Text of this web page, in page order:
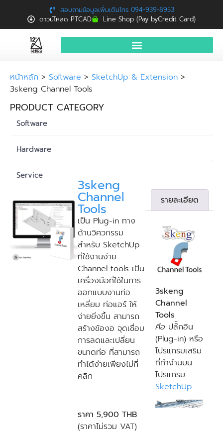
สอบถามข้อมูลเพิ่มเติมโทร 094-939-8953
ดาวน์โหลด PTCAD
Line Shop (Pay byCredit Card)
สินค้าและบริการ
จองอบรมฟรี
หน้าหลัก > Software > SketchUp & Extension >
3skeng Channel Tools
PRODUCT CATEGORY
Software
Hardware
Service
3skeng
Channel
Tools
เป็น Plug-in ทาง
ด้านวิศวกรรม
สำหรับ SketchUp
ที่ใช้งานง่าย
Channel tools เป็น
เครื่องมือที่ใช้ในการ
ออกแบบงานท่อ
เหลี่ยม ท่อแอร์ ให้
ง่ายยิ่งขึ้น สามารถ
สร้างข้องอ จุดเชื่อม
การลดและเปลี่ยน
ขนาดท่อ ที่สามารถ
ทำได้ง่ายเพียงไม่กี่
คลิก
ราคา 5,900 THB
(ราคาไม่รวม VAT)
รายละเอียด
3skeng
Channel
Tools
คือ ปล๊ักอิน
(Plug-in) หรือ
โปรแกรมเสริม
ที่ทำงำนบน
โปรแกรม
SketchUp